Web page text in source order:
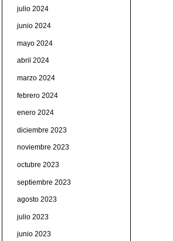
julio 2024
junio 2024
mayo 2024
abril 2024
marzo 2024
febrero 2024
enero 2024
diciembre 2023
noviembre 2023
octubre 2023
septiembre 2023
agosto 2023
julio 2023
junio 2023